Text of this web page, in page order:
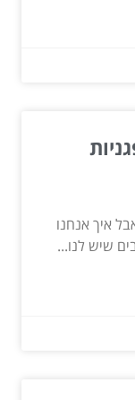
איך אנחנו
שיש לנו...